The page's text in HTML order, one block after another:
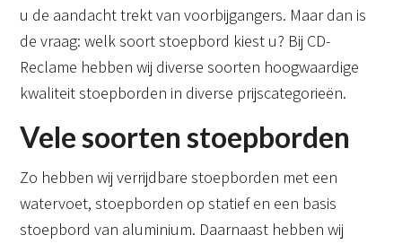
u de aandacht trekt van voorbijgangers. Maar dan is
de vraag: welk soort stoepbord kiest u? Bij CD-
Reclame hebben wij diverse soorten hoogwaardige
kwaliteit stoepborden in diverse prijscategorieën.
Vele soorten stoepborden
Zo hebben wij verrijdbare stoepborden met een
watervoet, stoepborden op statief en een basis
stoepbord van aluminium. Daarnaast hebben wij